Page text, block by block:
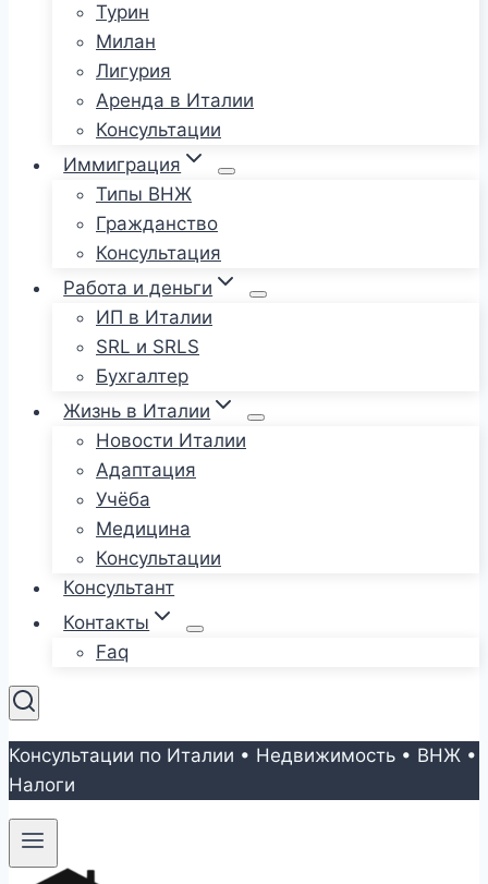
Турин
Милан
Лигурия
Аренда в Италии
Консультации
Иммиграция
Типы ВНЖ
Гражданство
Консультация
Работа и деньги
ИП в Италии
SRL и SRLS
Бухгалтер
Жизнь в Италии
Новости Италии
Адаптация
Учёба
Медицина
Консультации
Консультант
Контакты
Faq
Консультации по Италии • Недвижимость • ВНЖ •
Налоги